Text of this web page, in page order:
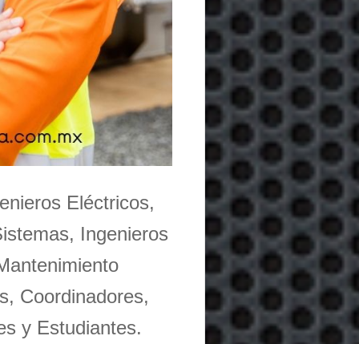
Eléctricos,
Ingenieros
Coordinadores,
y Estudiantes.